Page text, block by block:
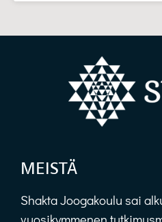
MEISTÄ
Shakta Joogakoulu sai